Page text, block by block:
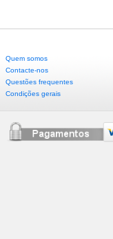
Quem somos
Contacte-nos
Questões frequentes
Condições gerais